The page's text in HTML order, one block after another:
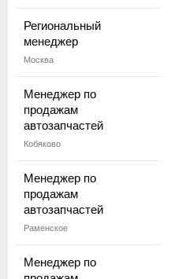
Региональный
менеджер
Москва
Менеджер по
продажам
автозапчастей
Кобяково
Менеджер по
продажам
автозапчастей
Раменское
Менеджер по